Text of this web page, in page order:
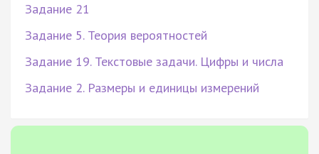
Задание 21
Задание 5. Теория вероятностей
Задание 19. Текстовые задачи. Цифры и числа
Задание 2. Размеры и единицы измерений